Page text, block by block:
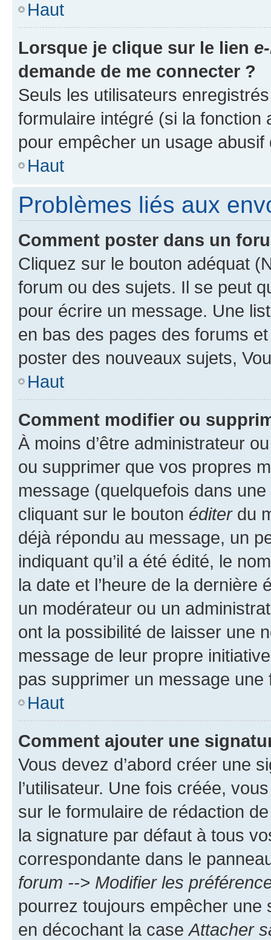
Haut
Lorsque je clique sur le lien
demande de me connecter ?
Seuls les utilisateurs
formulaire intégré (si la fonction
pour empêcher un usage
Haut
Problèmes liés aux
Comment poster dans un
Cliquez sur le bouton adéquat
forum ou des sujets. Il se peut
pour écrire un message. Une
en bas des pages des forums
poster des nouveaux sujets,
Haut
Comment modifier ou
À moins d’être administrateur
ou supprimer que vos propres
message (quelquefois dans
cliquant sur le bouton éditerdu
déjà répondu au message, un
indiquant qu’il a été édité, le
la date et l’heure de la dernière
un modérateur ou un
ont la possibilité de laisser une
message de leur propre
pas supprimer un message une
Haut
Comment ajouter une
Vous devez d’abord créer une
l’utilisateur. Une fois créée,
sur le formulaire de rédaction
la signature par défaut à tous
correspondante dans le
forum --> Modifier les
pourrez toujours empêcher une
en décochant la case Attacher